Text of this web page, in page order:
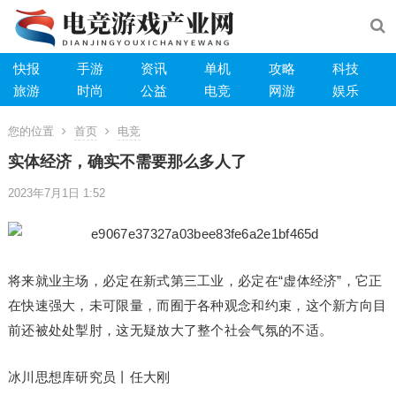
快报 手游 资讯 单机 攻略
科技
旅游
时尚 公益 电竞 网游 娱乐
您的位置 首页 电竞
实体经济，确实不需要那么多人了
2023年7月1日 1:52
将来就业​主场，必定在新式第三工业，必定在“虚体经济”，它正
在快速强大，未可限量，而囿于各种观念和约束，这个新方向目
前还被处处掣肘，这无疑放大了整个社会气氛的不适。
冰川思想库研究员丨任大刚